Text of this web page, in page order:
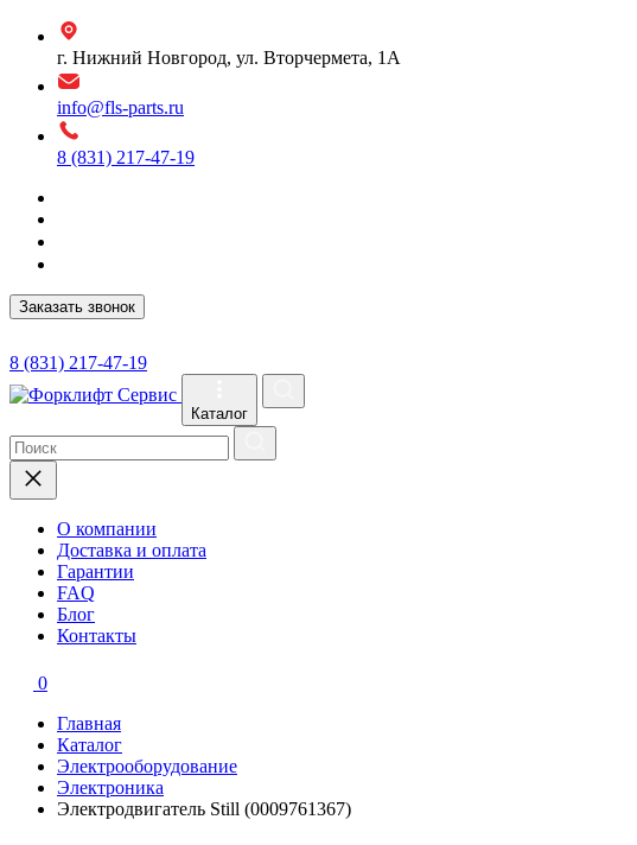
г. Нижний Новгород, ул. Вторчермета, 1А
info@fls-parts.ru
8 (831) 217-47-19
Заказать звонок
8 (831) 217-47-19
Каталог
О компании
Доставка и оплата
Гарантии
FAQ
Блог
Контакты
0
Главная
Каталог
Электрооборудование
Электроника
Электродвигатель Still (0009761367)